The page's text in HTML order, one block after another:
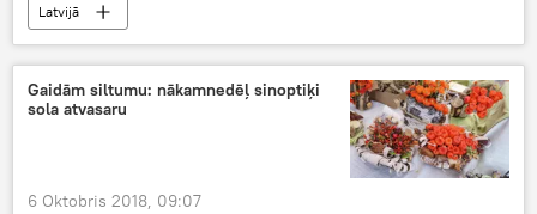
Latvijā
Gaidām siltumu: nākamnedēļ sinoptiķi
sola atvasaru
6 Oktobris 2018, 09:07